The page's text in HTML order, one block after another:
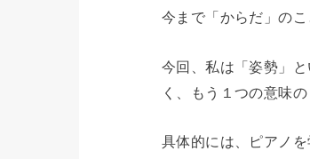
今まで「からだ」の
今回、私は「姿勢」
く、もう１つの意味
具体的には、ピアノ